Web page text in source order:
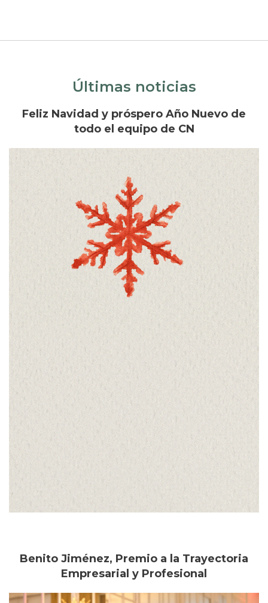
Últimas noticias
Feliz Navidad y próspero Año Nuevo de
todo el equipo de CN
Benito Jiménez, Premio a la Trayectoria
Empresarial y Profesional